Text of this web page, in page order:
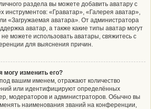
раздела вы можете добавить аватару с
инструментов: «Граватар», «Галерея аватар»,
«Загружаемая аватара». От администратора
аватар, а также какие типы аватар могут
можете использовать аватары, свяжитесь с
для выяснения причин.
могу изменить его?
вашим именем, отражают количество
или идентифицируют определённых
модераторов и администраторов. Обычно вы
наименования званий на конференции,